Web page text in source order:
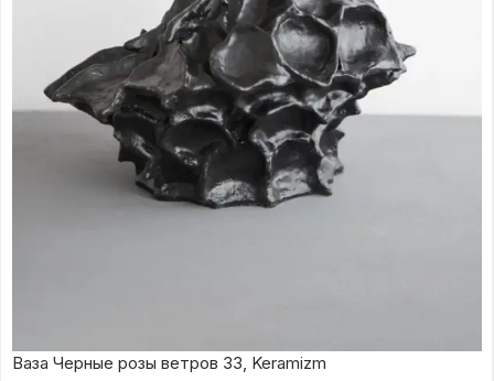
Ваза Черные розы ветров 33, Keramizm